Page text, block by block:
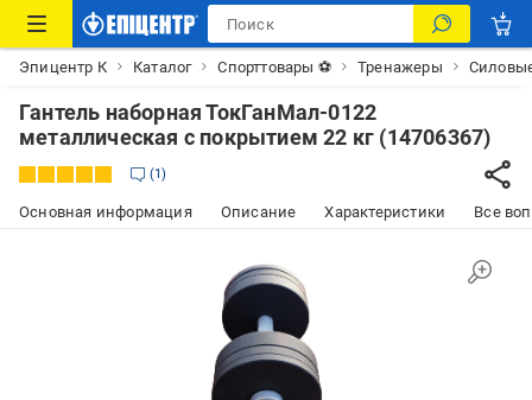
Эпицентр К Каталог Спорттовары ⚽ Тренажеры
Гантель наборная ТокГанМал-0122
металлическая с покрытием 22 кг (14706367)
1
Основная информация Описание Характеристики Все